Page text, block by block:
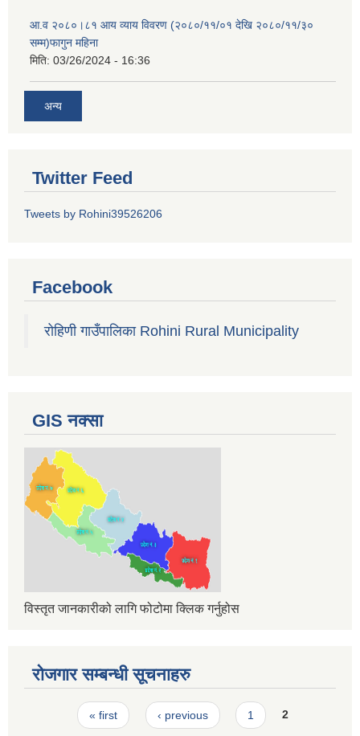
आ.व २०८०।८१ आय व्याय विवरण (२०८०/११/०१ देखि २०८०/११/३०
सम्म)फागुन महिना
मिति: 03/26/2024 - 16:36
अन्य
Twitter Feed
Tweets by Rohini39526206
Facebook
रोहिणी गाउँपालिका Rohini Rural Municipality
GIS नक्सा
विस्तृत जानकारीको लागि फोटोमा क्लिक गर्नुहोस
रोजगार सम्बन्धी सूचनाहरु
Pages« first ‹ previous 1 2